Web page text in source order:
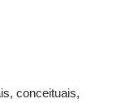
conceituais,